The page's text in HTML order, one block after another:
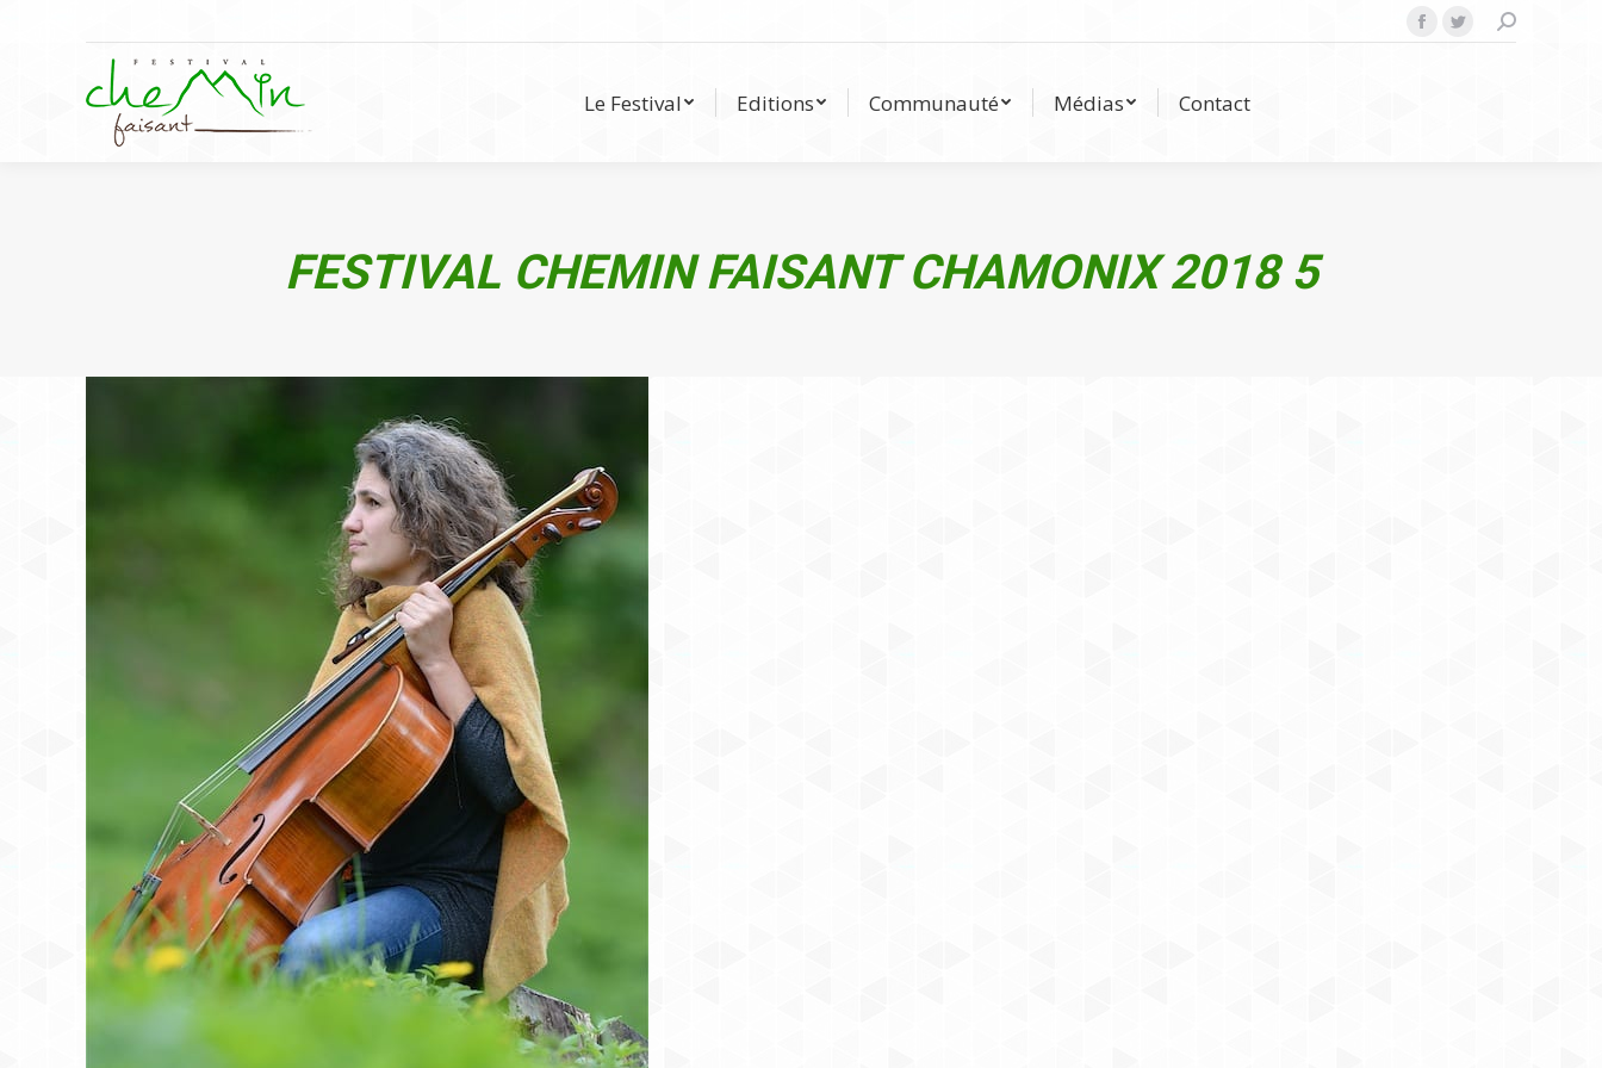
Facebook
TwitterSearch:
Le Festival Editions Communauté Médias Contact
FESTIVAL CHEMIN FAISANT CHAMONIX 2018 5
Le Festival Editions Communauté Médias Contact